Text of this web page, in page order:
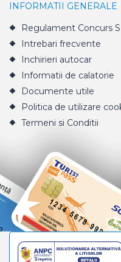
INFORMATII GENERALE
Regulament Concurs
Intrebari frecvente
Inchirieri autocar
Informatii de calatorie
Documente utile
Politica de utilizare
Termeni si Conditii